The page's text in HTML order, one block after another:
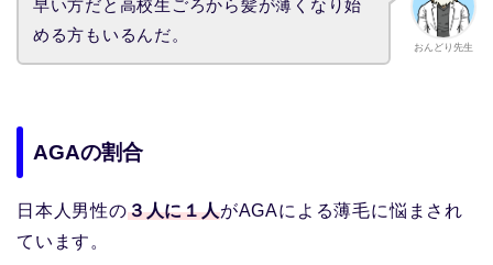
おんどり先生
早い方だと高校生ごろから髪が薄くなり始
める方もいるんだ。
AGAの割合
日本人男性の３人に１人がAGAによる薄毛に悩まされ
ています。